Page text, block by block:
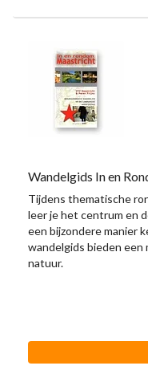
Wandelgids In en
Tijdens thematische
leer je het centrum en
een bijzondere manier
wandelgids bieden
natuur.